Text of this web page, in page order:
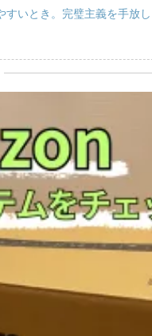
いとき。完璧主義を手放